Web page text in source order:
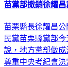
苗黨部撤銷徐耀
苗栗縣長徐耀昌
民黨苗栗縣黨部
說，地方黨部做成
尊重中央考紀會決